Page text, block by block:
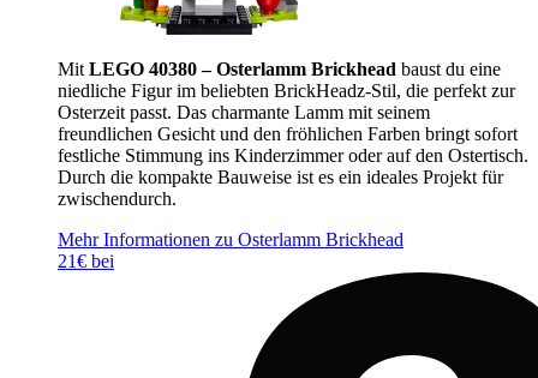
Mit LEGO 40380 – Osterlamm Brickhead baust du eine
niedliche Figur im beliebten BrickHeadz-Stil, die perfekt zur
Osterzeit passt. Das charmante Lamm mit seinem
freundlichen Gesicht und den fröhlichen Farben bringt sofort
festliche Stimmung ins Kinderzimmer oder auf den Ostertisch.
Durch die kompakte Bauweise ist es ein ideales Projekt für
zwischendurch.
Mehr Informationen zu Osterlamm Brickhead
21€ bei